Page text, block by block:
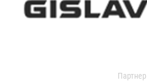
Партнер